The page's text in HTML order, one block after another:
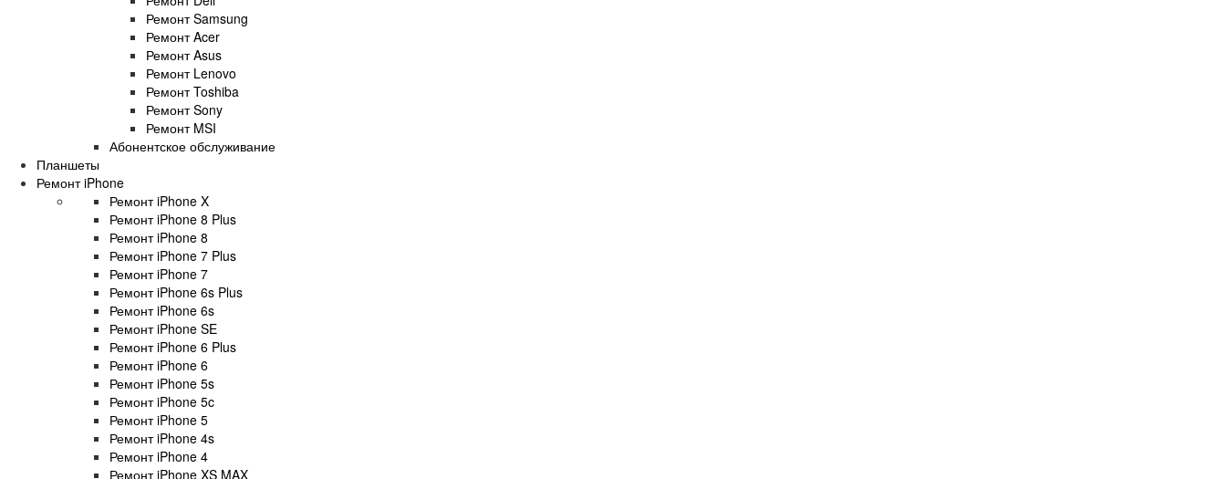
Ремонт Samsung
Ремонт Acer
Ремонт Asus
Ремонт Lenovo
Ремонт Toshiba
Ремонт Sony
Ремонт MSI
Абонентское обслуживание
Планшеты
Ремонт iPhone
Ремонт iPhone X
Ремонт iPhone 8 Plus
Ремонт iPhone 8
Ремонт iPhone 7 Plus
Ремонт iPhone 7
Ремонт iPhone 6s Plus
Ремонт iPhone 6s
Ремонт iPhone SE
Ремонт iPhone 6 Plus
Ремонт iPhone 6
Ремонт iPhone 5s
Ремонт iPhone 5c
Ремонт iPhone 5
Ремонт iPhone 4s
Ремонт iPhone 4
Ремонт iPhone XS MAX